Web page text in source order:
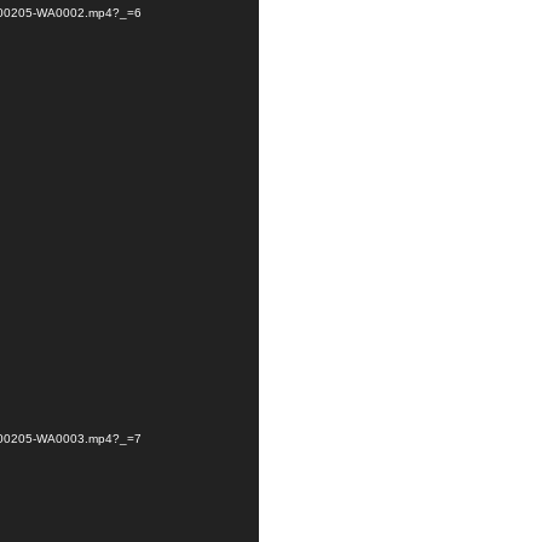
WA0002.mp4?_=6
WA0003.mp4?_=7